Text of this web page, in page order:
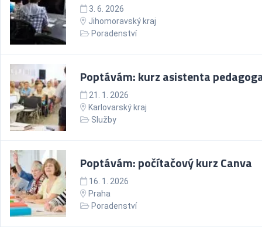
3. 6. 2026
Jihomoravský kraj
Poradenství
Poptávám: kurz asistenta
21. 1. 2026
Karlovarský kraj
Služby
Poptávám: počítačový kurz Canva
16. 1. 2026
Praha
Poradenství